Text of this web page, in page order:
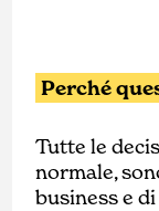
Perché
Tutte le
normale,
business e